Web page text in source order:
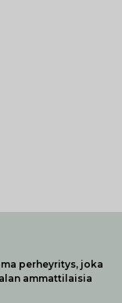
perheyritys, joka
ammattilaisia